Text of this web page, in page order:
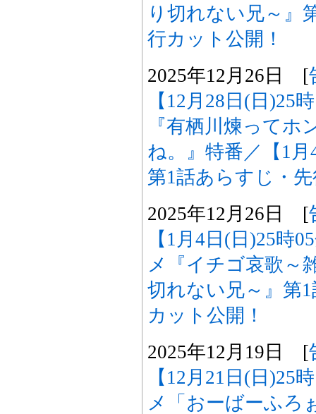
り切れない兄～
行カット公開！
2025年12月26日 [
【12月28日(日)25
『有栖川煉ってホ
ね。』特番／【1
第1話あらすじ・
2025年12月26日 [
【1月4日(日)25時
メ『イチゴ哀歌～
切れない兄～』第
カット公開！
2025年12月19日 [
【12月21日(日)25
メ「おーばーふろ